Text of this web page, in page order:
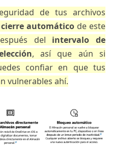
de tus archivos
cierre automático de este
del intervalo de
, así que aún si
confiar en que tus
vulnerables ahí.